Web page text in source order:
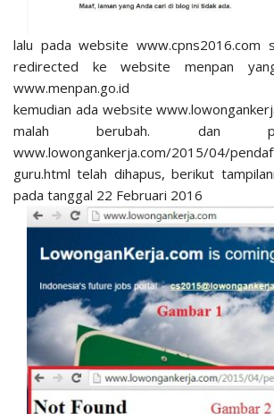
lalu pada website www.cpns2016.com
redirected ke website menpan
www.menpan.go.id
kemudian ada website
malah berubah. dan
www.lowongankerja.com/2015/04/
guru.html telah dihapus, berikut
pada tanggal 22 Februari 2016